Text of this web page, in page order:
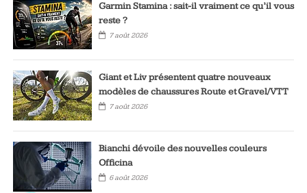
Garmin Stamina : sait-il vraiment ce qu’il vous
reste ?
7 août 2026
Giant et Liv présentent quatre nouveaux
modèles de chaussures Route et Gravel/VTT
7 août 2026
Bianchi dévoile des nouvelles couleurs
Officina
6 août 2026